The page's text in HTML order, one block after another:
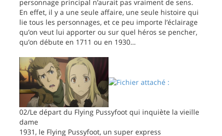
personnage principal n’aurait pas vraiment de sens.
En effet, il y a une seule affaire, une seule histoire qui
lie tous les personnages, et ce peu importe l’éclairage
qu’on veut lui apporter ou sur quel héros se pencher,
qu’on débute en 1711 ou en 1930…
02/Le départ du Flying Pussyfoot qui inquiète la vieille
dame
1931, le Flying Pussyfoot, un super express